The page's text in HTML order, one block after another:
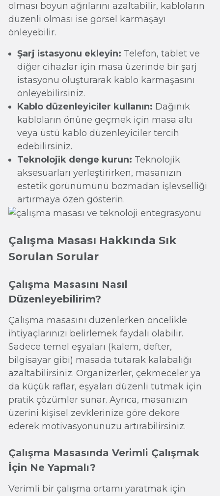
olması boyun ağrılarını azaltabilir, kabloların
düzenli olması ise görsel karmaşayı
önleyebilir.
Şarj istasyonu ekleyin: Telefon, tablet ve
diğer cihazlar için masa üzerinde bir şarj
istasyonu oluşturarak kablo karmaşasını
önleyebilirsiniz.
Kablo düzenleyiciler kullanın: Dağınık
kabloların önüne geçmek için masa altı
veya üstü kablo düzenleyiciler tercih
edebilirsiniz.
Teknolojik denge kurun: Teknolojik
aksesuarları yerleştirirken, masanızın
estetik görünümünü bozmadan işlevselliği
artırmaya özen gösterin.
Çalışma Masası Hakkında Sık
Sorulan Sorular
Çalışma Masasını Nasıl
Düzenleyebilirim?
Çalışma masasını düzenlerken öncelikle
ihtiyaçlarınızı belirlemek faydalı olabilir.
Sadece temel eşyaları (kalem, defter,
bilgisayar gibi) masada tutarak kalabalığı
azaltabilirsiniz. Organizerler, çekmeceler ya
da küçük raflar, eşyaları düzenli tutmak için
pratik çözümler sunar. Ayrıca, masanızın
üzerini kişisel zevklerinize göre dekore
ederek motivasyonunuzu artırabilirsiniz.
Çalışma Masasında Verimli Çalışmak
İçin Ne Yapmalı?
Verimli bir çalışma ortamı yaratmak için